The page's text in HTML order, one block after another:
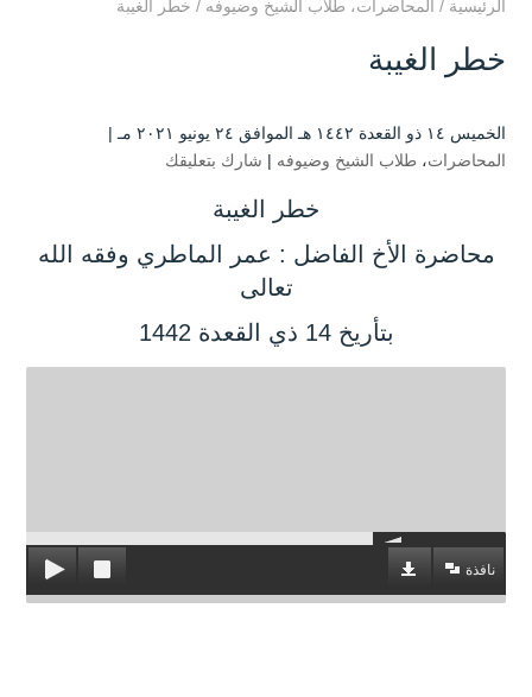
الرئيسية / المحاضرات، طلاب الشيخ وضيوفه / خطر الغيبة
خطر الغيبة
الخميس ۱٤ ذو القعدة ۱٤٤۲ هـ الموافق ۲٤ يونيو ۲۰۲۱ مـ |
المحاضرات، طلاب الشيخ وضيوفه | شارك بتعليقك
خطر الغيبة
محاضرة الأخ الفاضل : عمر الماطري وفقه الله
تعالى
بتأريخ 14 ذي القعدة 1442
نافذة